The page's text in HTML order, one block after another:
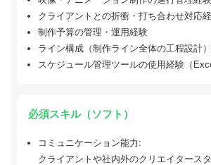
クライアントとの折衝・打ち合わせ対応
制作予算の管理・運用経験
ライン構成（制作ライン全体の工程設計
スケジュール管理ツールの使用経験（
必須スキル（ソフト）
コミュニケーション能力:
クライアントや社内外のクリエイタース